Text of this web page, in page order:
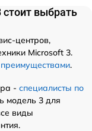
выбрать
центров,
Microsoft 3.
.
- специалисты по
модель 3 для
виды